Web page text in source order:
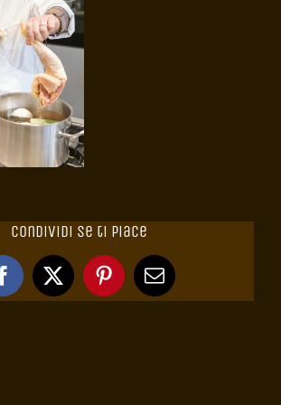
Condividi se ti piace
Facebook
X PinterestEmail